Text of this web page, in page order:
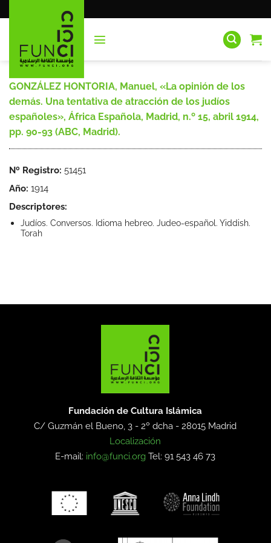
al
GONZÁLEZ HONTORIA, Manuel, «La opinión de los
demás. Una tentativa de atracción de los judíos
españoles», África Española, Madrid, n.º 15, abril 1914,
pp. 90-93 (ABC, Madrid).
Nº Registro: 51451
Año: 1914
Descriptores:
Judíos. Conversos. Idioma hebreo. Judeo-español. Yiddish.
Torah
Fundación de Cultura Islámica
C/ Guzmán el Bueno, 3 - 2º dcha -28015 Madrid
Localización
E-mail: info@funci.org Tel: 91 543 46 73